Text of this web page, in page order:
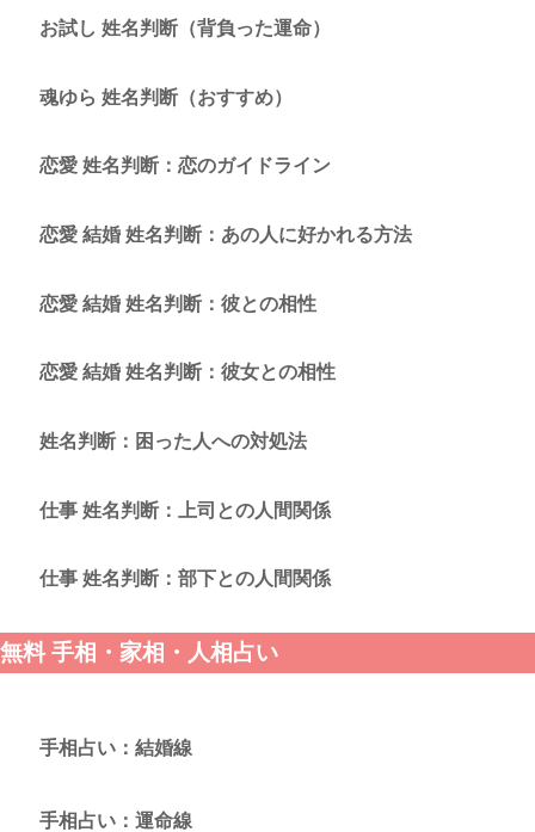
お試し 姓名判断（背負った運命）
魂ゆら 姓名判断（おすすめ）
恋愛 姓名判断：恋のガイドライン
恋愛 結婚 姓名判断：あの人に好かれる方法
恋愛 結婚 姓名判断：彼との相性
恋愛 結婚 姓名判断：彼女との相性
姓名判断：困った人への対処法
仕事 姓名判断：上司との人間関係
仕事 姓名判断：部下との人間関係
無料 手相・家相・人相占い
手相占い：結婚線
手相占い：運命線